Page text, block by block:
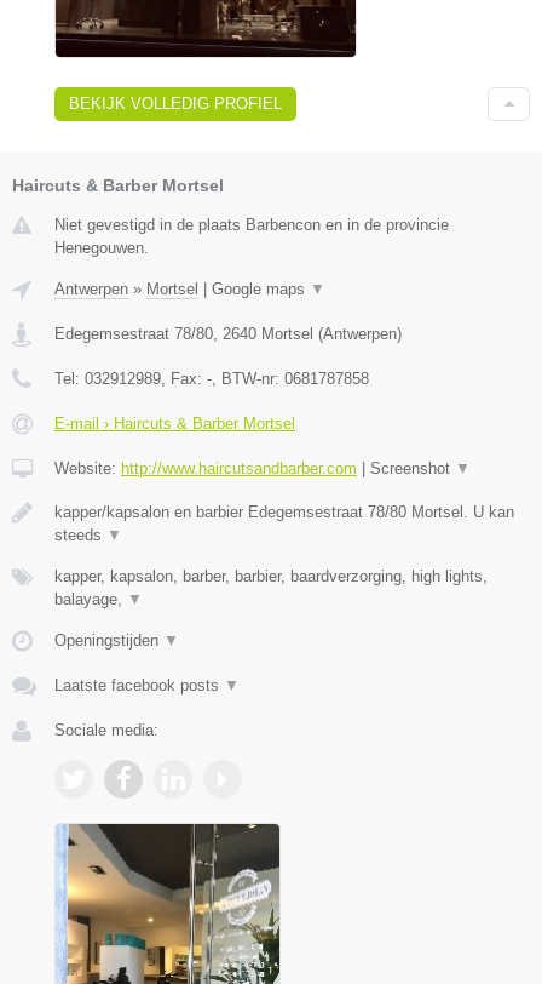
BEKIJK VOLLEDIG PROFIEL
Haircuts & Barber Mortsel
Niet gevestigd in de plaats Barbencon en in de provincie
Henegouwen.
Antwerpen » Mortsel Google maps ▼
Edegemsestraat 78/80, 2640 Mortsel (Antwerpen)
Tel: 032912989, Fax: -, BTW-nr: 0681787858
E-mail › Haircuts & Barber Mortsel
Website: http://www.haircutsandbarber.com Screenshot ▼
kapper/kapsalon en barbier Edegemsestraat 78/80 Mortsel. U kan
steeds ▼
kapper, kapsalon, barber, barbier, baardverzorging, high lights,
balayage, ▼
Openingstijden ▼
Laatste facebook posts ▼
Sociale media: